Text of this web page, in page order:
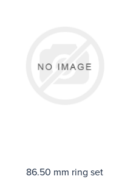
86.50 mm ring set